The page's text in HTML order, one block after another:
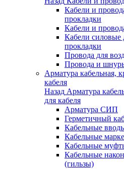
Кабели и
прокладки
Кабели и
Кабели силовые
прокладки
Провода для
Провода и
Арматура кабельная,
кабеля
Назад Арматура
для кабеля
Арматура СИП
Герметичный
Кабельные
Кабельные
Кабельные
Кабельные
(гильзы)